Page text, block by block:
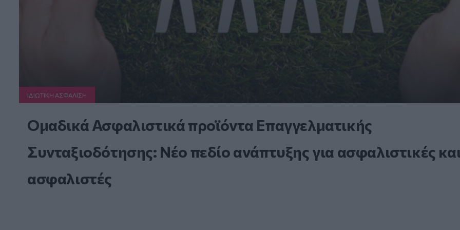
ΙΔΙΩΤΙΚΗ ΑΣΦAΛΙΣΗ
Ομαδικά Ασφαλιστικά προϊόντα Επαγγελματικής
Συνταξιοδότησης: Νέο πεδίο ανάπτυξης για ασφαλιστικές
ασφαλιστές